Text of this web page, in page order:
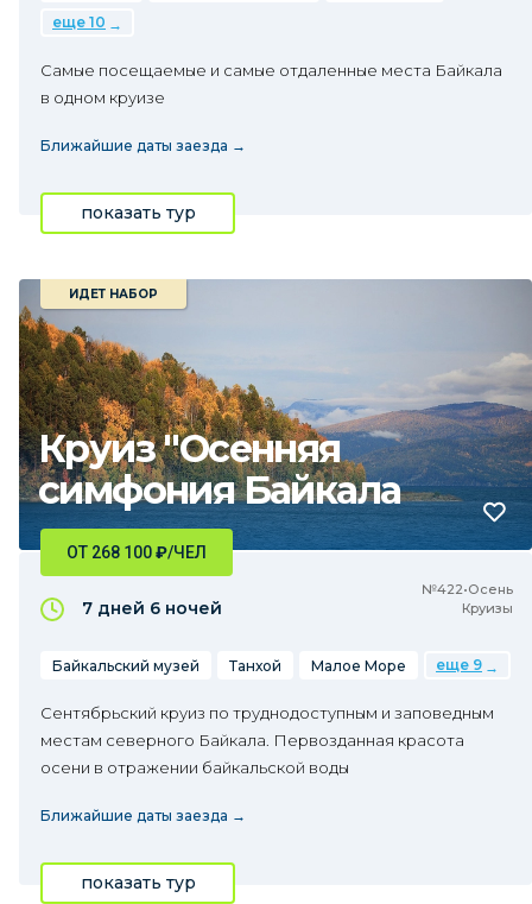
еще 10
Самые посещаемые и самые отдаленные места Байкала
в одном круизе
Ближайшие даты заезда →
показать тур
Круиз "Осенняя
симфония Байкала
ИДЕТ НАБОР
№422•Осень
Круизы
ОТ 268 100₽/ЧЕЛ
7 дней 6 ночей
Байкальский музей Танхой Малое Море еще 9
Сентябрьский круиз по труднодоступным и заповедным
местам северного Байкала. Первозданная красота
осени в отражении байкальской воды
Ближайшие даты заезда →
показать тур